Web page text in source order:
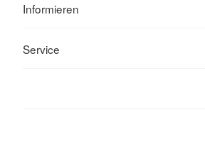
Informieren
Service